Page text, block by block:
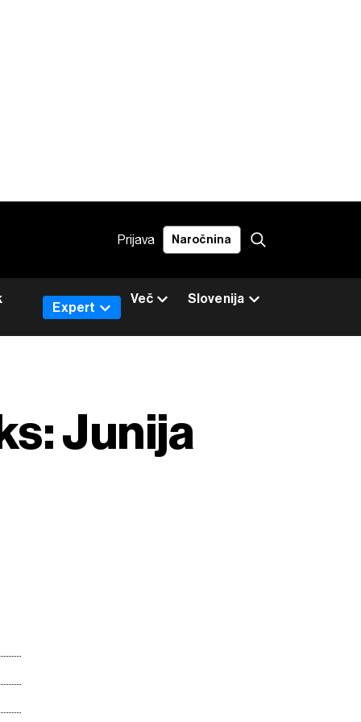
Prijava Naročnina
Slovenija
Expert
Več
Junija